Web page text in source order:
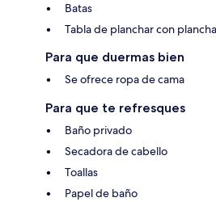
Batas
Tabla de planchar con plancha
Para que duermas bien
Se ofrece ropa de cama
Para que te refresques
Baño privado
Secadora de cabello
Toallas
Papel de baño